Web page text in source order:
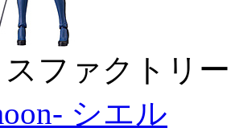
ファクトリー
シエル